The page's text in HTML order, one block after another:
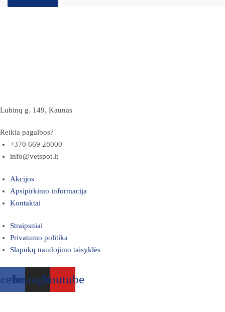
Lubinų g. 149, Kaunas
Reikia pagalbos?
+370 669 28000
info@vetspot.lt
Akcijos
Apsipirkimo informacija
Kontaktai
Straipsniai
Privatumo politika
Slapukų naudojimo taisyklės
InstagramYoutube